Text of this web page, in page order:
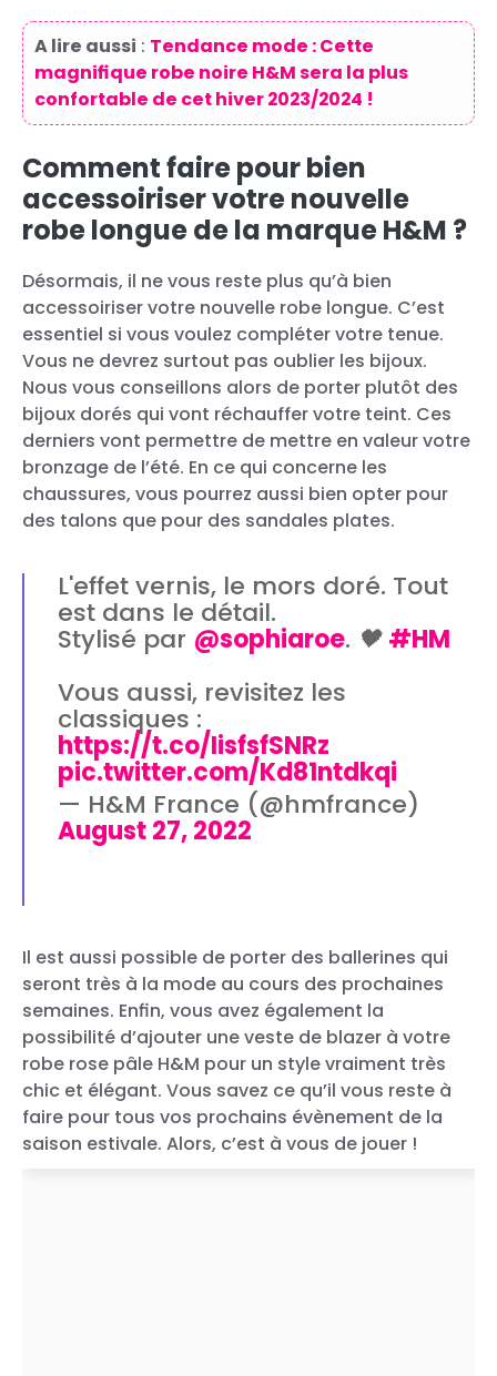
A lire aussi : Tendance mode : Cette
magnifique robe noire H&M sera la plus
confortable de cet hiver 2023/2024 !
Comment faire pour bien
accessoiriser votre nouvelle
robe longue de la marque H&M ?
Désormais, il ne vous reste plus qu’à bien
accessoiriser votre nouvelle robe longue. C’est
essentiel si vous voulez compléter votre tenue.
Vous ne devrez surtout pas oublier les bijoux.
Nous vous conseillons alors de porter plutôt des
bijoux dorés qui vont réchauffer votre teint. Ces
derniers vont permettre de mettre en valeur votre
bronzage de l’été. En ce qui concerne les
chaussures, vous pourrez aussi bien opter pour
des talons que pour des sandales plates.
L'effet vernis, le mors doré. Tout
est dans le détail.
Stylisé par @sophiaroe. 🖤#HM
Vous aussi, revisitez les
classiques :
https://t.co/IisfsfSNRz
pic.twitter.com/Kd81ntdkqi
— H&M France (@hmfrance)
August 27, 2022
Il est aussi possible de porter des ballerines qui
seront très à la mode au cours des prochaines
semaines. Enfin, vous avez également la
possibilité d’ajouter une veste de blazer à votre
robe rose pâle H&M pour un style vraiment très
chic et élégant. Vous savez ce qu’il vous reste à
faire pour tous vos prochains évènement de la
saison estivale. Alors, c’est à vous de jouer !